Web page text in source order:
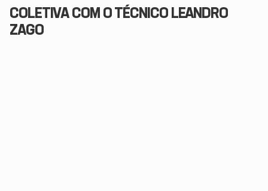
COLETIVA COM O TÉCNICO LEANDRO
ZAGO